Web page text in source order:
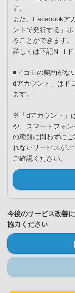
す。
また、Facebookア
ントで発行する」
ることができます。
詳しくは下記NTTド
■ドコモの契約がな
dアカウント」はド
ます。
※「dアカウント」
や、スマートフォ
の種類に問わずに
れないサービスが
ご確認ください。
今後のサービス改善
協力ください